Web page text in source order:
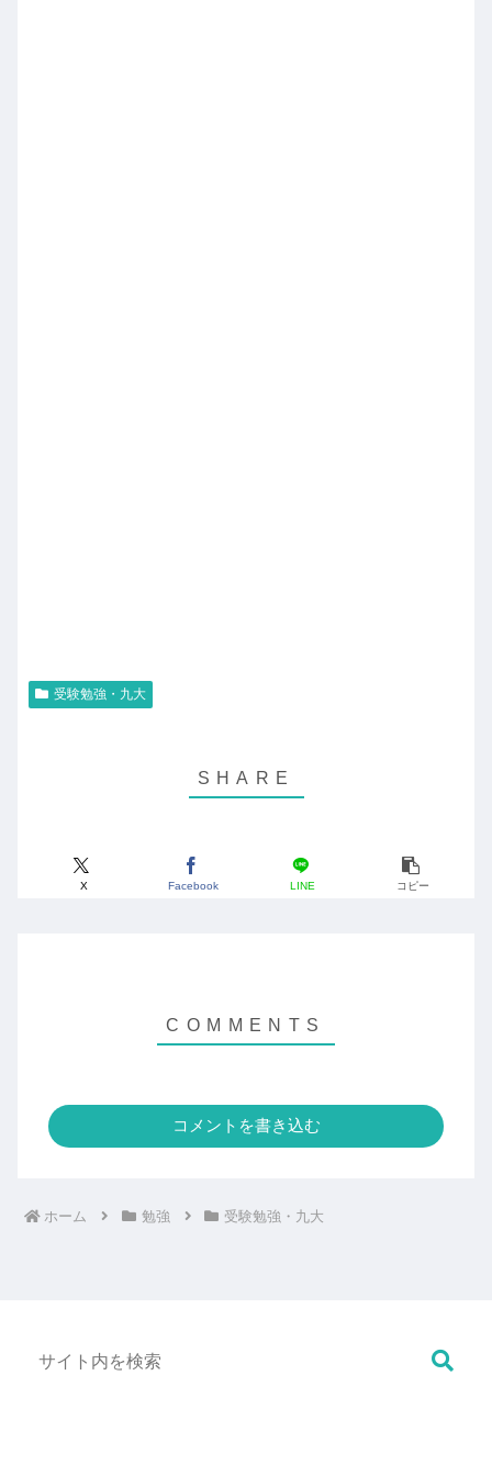
受験勉強・九大
X Facebook LINE コピー
コメントを書き込む
ホーム 勉強 受験勉強・九大